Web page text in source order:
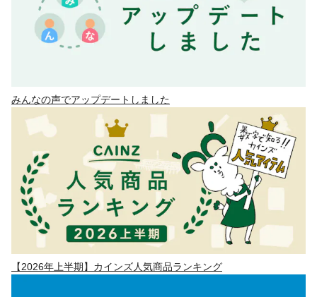
みんなの声でアップデートしました
【2026年上半期】カインズ人気商品ランキング